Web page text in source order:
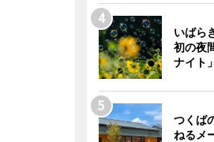
いばら
初の夜
ナイト
つくば
ねるメ